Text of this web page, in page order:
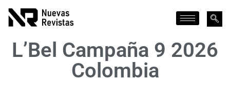
L’Bel Campaña 9 2026
Colombia